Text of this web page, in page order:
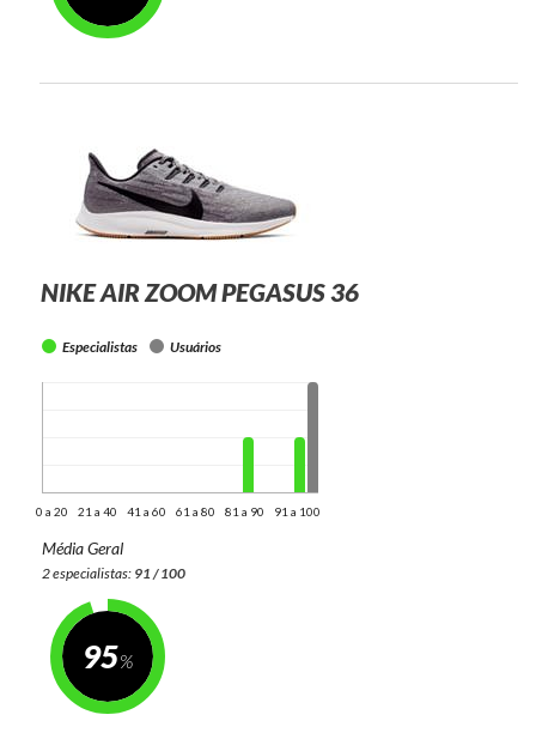
NIKE AIR ZOOM PEGASUS 36
Especialistas Usuários
0 a 20 21 a 40 41 a 60 61 a 80 81 a 90 91 a 100
Média Geral
2 especialistas: 91 / 100
95